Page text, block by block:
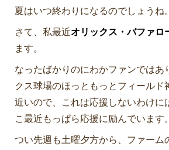
夏はいつ終わりになるのでしょうね。
さて、私最近オリックス・バファロ
ます。
なったばかりのにわかファンではあ
クス球場のほっともっとフィールド
近いので、これは応援しないわけに
こ最近もっぱら応援に励んでいます。
つい先週も土曜夕方から、ファーム